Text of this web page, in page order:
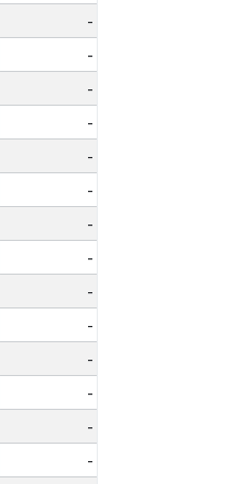
-
-
-
-
-
-
-
-
-
-
-
-
-
-